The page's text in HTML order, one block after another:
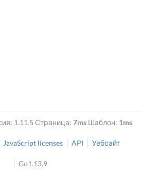
1.11.5 Страница: 7ms Шаблон: 1ms
JavaScript licenses API Уебсайт
Go1.13.9